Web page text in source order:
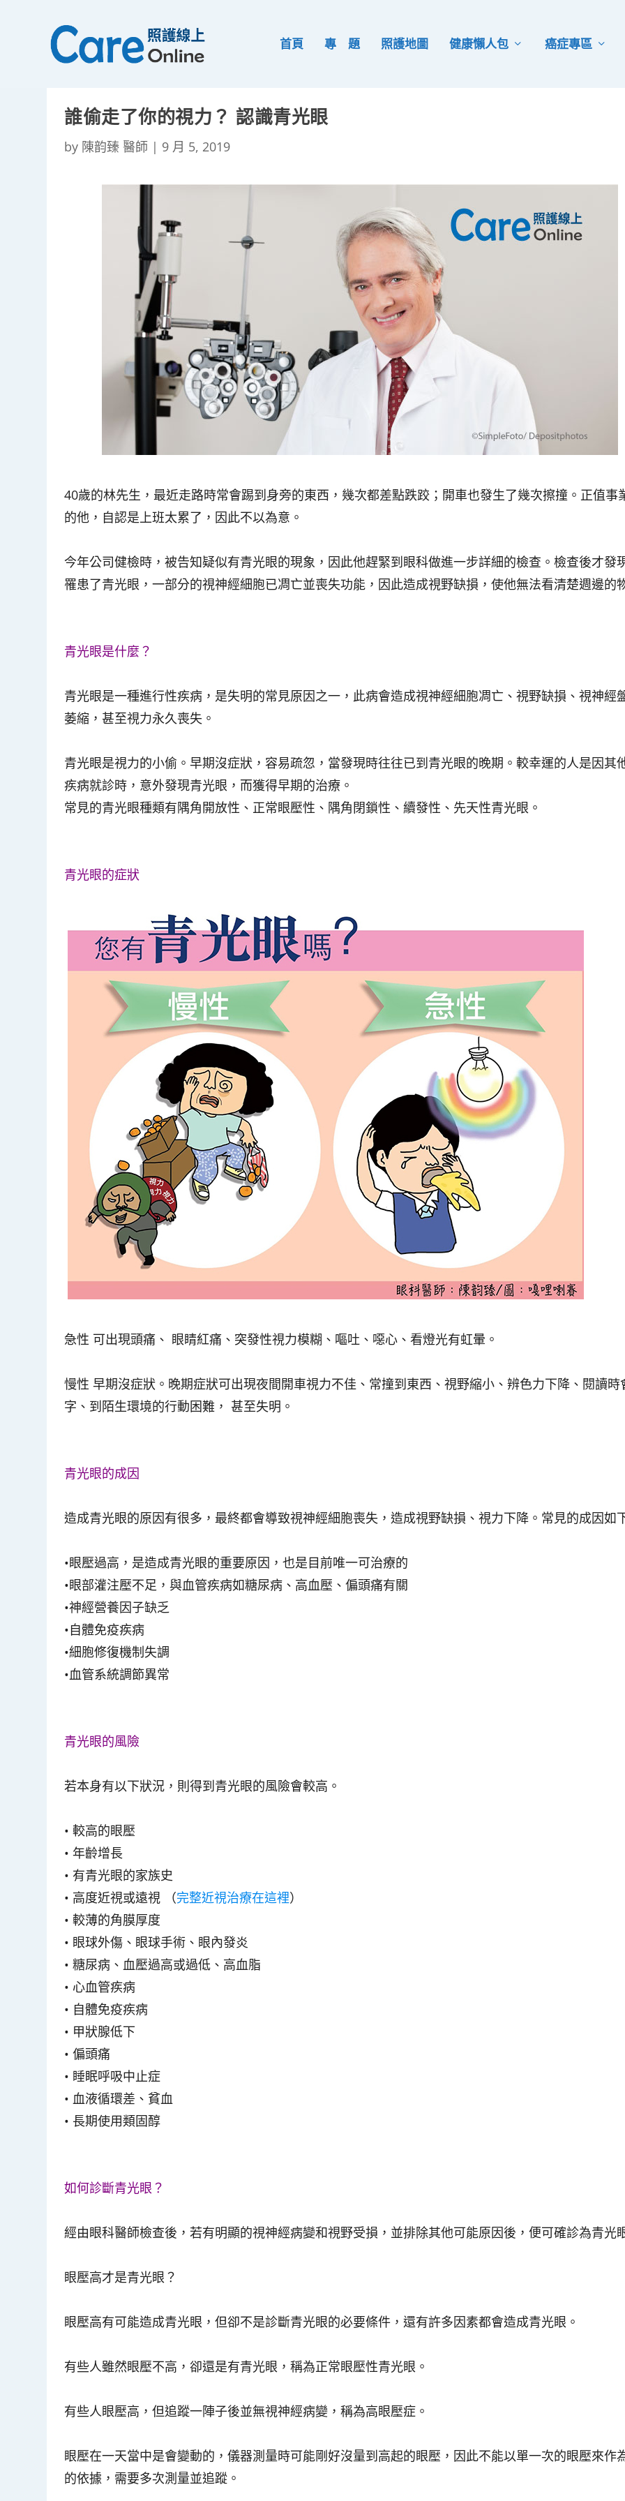
首頁 專 題 照護地圖 健康懶人包 癌症專區
誰偷走了你的視力？ 認識青光眼
by 陳韵臻 醫師 | 9 月 5, 2019
40歲的林先生，最近走路時常會踢到身旁的東西，幾次都差點跌跤；開車也發生了幾次擦撞。正值事
的他，自認是上班太累了，因此不以為意。
今年公司健檢時，被告知疑似有青光眼的現象，因此他趕緊到眼科做進一步詳細的檢查。檢查後才發
罹患了青光眼，一部分的視神經細胞已凋亡並喪失功能，因此造成視野缺損，使他無法看清楚週邊的
青光眼是什麼？
青光眼是一種進行性疾病，是失明的常見原因之一，此病會造成視神經細胞凋亡、視野缺損、視神經
萎縮，甚至視力永久喪失。
青光眼是視力的小偷。早期沒症狀，容易疏忽，當發現時往往已到青光眼的晚期。較幸運的人是因其
疾病就診時，意外發現青光眼，而獲得早期的治療。
常見的青光眼種類有隅角開放性、正常眼壓性、隅角閉鎖性、續發性、先天性青光眼。
青光眼的症狀
急性 可出現頭痛、 眼睛紅痛、突發性視力模糊、嘔吐、噁心、看燈光有虹暈。
慢性 早期沒症狀。晚期症狀可出現夜間開車視力不佳、常撞到東西、視野縮小、辨色力下降、閱讀時
字、到陌生環境的行動困難， 甚至失明。
青光眼的成因
造成青光眼的原因有很多，最終都會導致視神經細胞喪失，造成視野缺損、視力下降。常見的成因如
•眼壓過高，是造成青光眼的重要原因，也是目前唯一可治療的
•眼部灌注壓不足，與血管疾病如糖尿病、高血壓、偏頭痛有關
•神經營養因子缺乏
•自體免疫疾病
•細胞修復機制失調
•血管系統調節異常
青光眼的風險
若本身有以下狀況，則得到青光眼的風險會較高。
• 較高的眼壓
• 年齡增長
• 有青光眼的家族史
• 高度近視或遠視 （完整近視治療在這裡）
• 較薄的角膜厚度
• 眼球外傷、眼球手術、眼內發炎
• 糖尿病、血壓過高或過低、高血脂
• 心血管疾病
• 自體免疫疾病
• 甲狀腺低下
• 偏頭痛
• 睡眠呼吸中止症
• 血液循環差、貧血
• 長期使用類固醇
如何診斷青光眼？
經由眼科醫師檢查後，若有明顯的視神經病變和視野受損，並排除其他可能原因後，便可確診為青光
眼壓高才是青光眼？
眼壓高有可能造成青光眼，但卻不是診斷青光眼的必要條件，還有許多因素都會造成青光眼。
有些人雖然眼壓不高，卻還是有青光眼，稱為正常眼壓性青光眼。
有些人眼壓高，但追蹤一陣子後並無視神經病變，稱為高眼壓症。
眼壓在一天當中是會變動的，儀器測量時可能剛好沒量到高起的眼壓，因此不能以單一次的眼壓來作
的依據，需要多次測量並追蹤。